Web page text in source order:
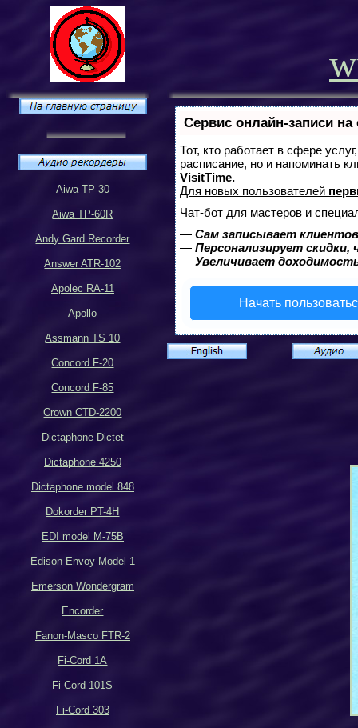
Aiwa TP-30
Aiwa TP-60R
Andy Gard Recorder
Answer ATR-102
Apolec RA-11
Apollo
Assmann TS 10
Concord F-20
Concord F-85
Crown CTD-2200
Dictaphone Dictet
Dictaphone 4250
Dictaphone model 848
Dokorder PT-4H
EDI model M-75B
Edison Envoy Model 1
Emerson Wondergram
Encorder
Fanon-Masco FTR-2
Fi-Cord 1A
Fi-Cord 101S
Fi-Cord 303
Сервис онлайн-записи
Тот, кто работает в сфере
расписание, но и напоминать
VisitTime.
Для новых пользователей
Чат-бот для мастеров и
— Сам записывает
— Персонализирует
— Увеличивает
Начать